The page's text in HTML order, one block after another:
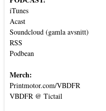
iTunes
Acast
Soundcloud (gamla avsnitt)
RSS
Podbean
Merch:
Printmotor.com/VBDFR
VBDFR @ Tictail